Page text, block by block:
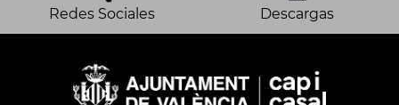
Redes Sociales Descargas